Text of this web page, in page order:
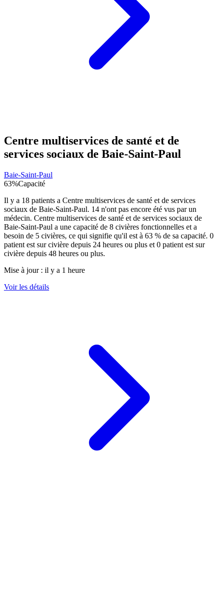
Centre multiservices de santé et de
services sociaux de Baie-Saint-Paul
Baie-Saint-Paul
63%Capacité
Il y a 18 patients a Centre multiservices de santé et de services
sociaux de Baie-Saint-Paul. 14 n'ont pas encore été vus par un
médecin. Centre multiservices de santé et de services sociaux de
Baie-Saint-Paul a une capacité de 8 civières fonctionnelles et a
besoin de 5 civières, ce qui signifie qu'il est à 63 % de sa capacité. 0
patient est sur civière depuis 24 heures ou plus et 0 patient est sur
civière depuis 48 heures ou plus.
Mise à jour : il y a 1 heure
Voir les détails